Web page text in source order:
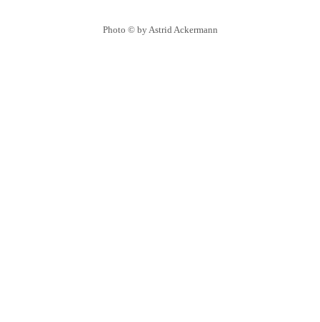
Photo © by Astrid Ackermann